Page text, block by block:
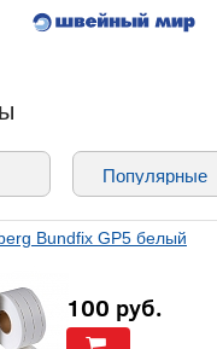
Bundfix GP5 белый
100 руб.